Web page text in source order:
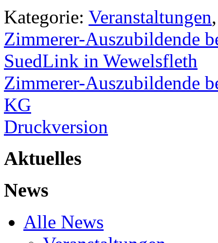
Kategorie: Veranstaltungen
Zimmerer-Auszubildende
SuedLink in Wewelsfleth
Zimmerer-Auszubildende
KG
Druckversion
Aktuelles
News
Alle News